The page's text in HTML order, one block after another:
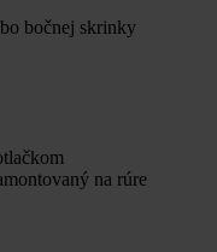
bočnej skrinky
na rúre